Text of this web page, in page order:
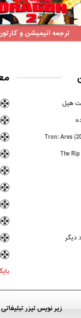
ترجمه انیمیشن و
هیل
دیگر
زیر نویس تیزر تبلیغاتی